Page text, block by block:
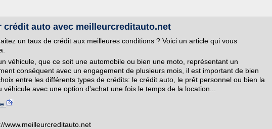
crédit auto avec meilleurcreditauto.net
un taux de crédit aux meilleures conditions ? Voici un article qui vous
véhicule, que ce soit une automobile ou bien une moto, représentant un
conséquent avec un engagement de plusieurs mois, il est important de bien
entre les différents types de crédits: le crédit auto, le prêt personnel ou bien la
véhicule avec une option d'achat une fois le temps de la location...
www.meilleurcreditauto.net